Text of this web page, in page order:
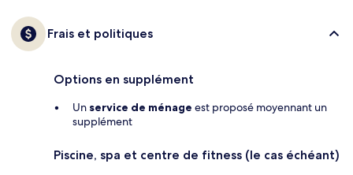
Frais et politiques
Options en supplément
Un service de ménage est proposé moyennant un
supplément
Piscine, spa et centre de fitness (le cas échéant)